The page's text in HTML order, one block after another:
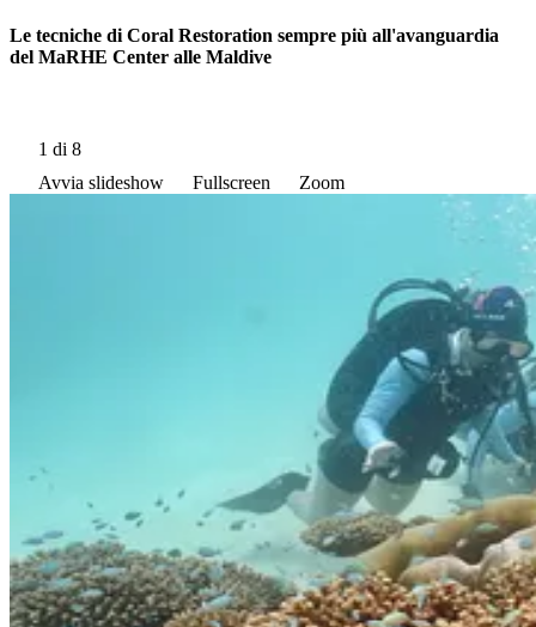
Le tecniche di Coral Restoration sempre più all'avanguardia
del MaRHE Center alle Maldive
1 di 8
Avvia slideshow
Fullscreen Zoom